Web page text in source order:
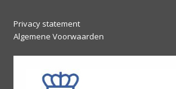
Privacy statement
Algemene Voorwaarden